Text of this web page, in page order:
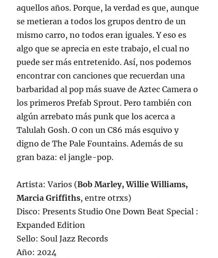
aquellos años. Porque, la verdad es que, aunque
se metieran a todos los grupos dentro de un
mismo carro, no todos eran iguales. Y eso es
algo que se aprecia en este trabajo, el cual no
puede ser más entretenido. Así, nos podemos
encontrar con canciones que recuerdan una
barbaridad al pop más suave de Aztec Camera o
los primeros Prefab Sprout. Pero también con
algún arrebato más punk que los acerca a
Talulah Gosh. O con un C86 más esquivo y
digno de The Pale Fountains. Además de su
gran baza: el jangle-pop.
Artista: Varios (Bob Marley, Willie Williams,
Marcia Griffiths, entre otrxs)
Disco: Presents Studio One Down Beat Special :
Expanded Edition
Sello: Soul Jazz Records
Año: 2024